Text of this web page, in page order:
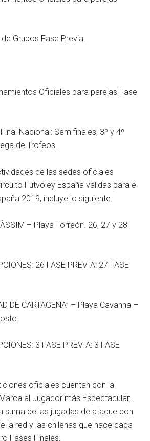
Grupos Fase Previa.
Oficiales para parejas Fase
Nacional: Semifinales, 3º y 4º
de Trofeos.
de las sedes oficiales
Futvoley España válidas para el
2019, incluye lo siguiente:
– Playa Torreón. 26, 27 y 28
26 FASE PREVIA: 27 FASE
DE CARTAGENA” – Playa Cavanna –
3 FASE PREVIA: 3 FASE
oficiales cuentan con la
al Jugador más Espectacular,
suma de las jugadas de ataque con
la red y las chilenas que hace cada
Fases Finales.